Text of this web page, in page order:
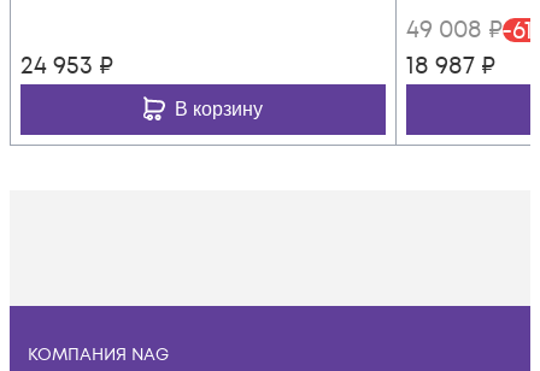
24 953 ₽
В корзину
49 008 ₽-61
18 987 ₽
КОМПАНИЯ NAG